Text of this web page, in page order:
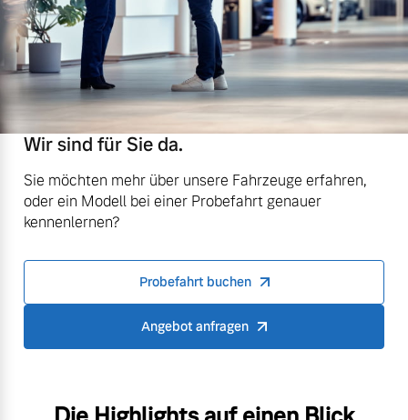
Wir sind für Sie da.
Sie möchten mehr über unsere Fahrzeuge erfahren,
oder ein Modell bei einer Probefahrt genauer
kennenlernen?
Probefahrt buchen
Angebot anfragen